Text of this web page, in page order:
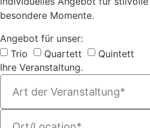
besondere Momente.
Angebot für unser:
Trio
Quartett
Quintett
Ihre Veranstaltung.